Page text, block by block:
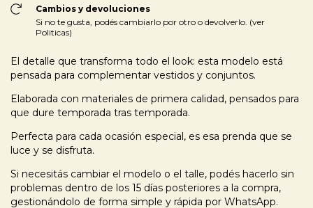
Cambios y devoluciones
Si no te gusta, podés cambiarlo por otro o devolverlo. (ver
Politicas)
El detalle que transforma todo el look: esta modelo está
pensada para complementar vestidos y conjuntos.
Elaborada con materiales de primera calidad, pensados para
que dure temporada tras temporada.
Perfecta para cada ocasión especial, es esa prenda que se
luce y se disfruta.
Si necesitás cambiar el modelo o el talle, podés hacerlo sin
problemas dentro de los 15 días posteriores a la compra,
gestionándolo de forma simple y rápida por WhatsApp.